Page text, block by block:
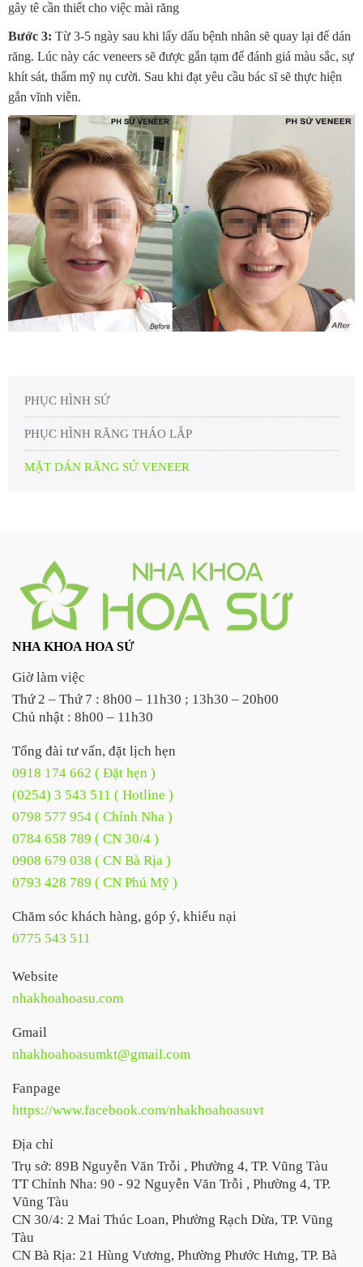
PHỤC HÌNH SỨ
PHỤC HÌNH RĂNG THÁO LẮP
MẶT DÁN RĂNG SỨ VENEER
gây tê cần thiết cho việc mài răng
Bước 3: Từ 3-5 ngày sau khi lấy dấu bệnh nhân sẽ quay lại để dán
răng. Lúc này các veneers sẽ được gắn tạm để đánh giá màu sắc, sự
khít sát, thẩm mỹ nụ cười. Sau khi đạt yêu cầu bác sĩ sẽ thực hiện
gắn vĩnh viễn.
NHA KHOA HOA SỨ
Giờ làm việc
Thứ 2 – Thứ 7 : 8h00 – 11h30 ; 13h30 – 20h00
Chủ nhật : 8h00 – 11h30
Tổng đài tư vấn, đặt lịch hẹn
0918 174 662 ( Đặt hẹn )
(0254) 3 543 511 ( Hotline )
0798 577 954 ( Chỉnh Nha )
0784 658 789 ( CN 30/4 )
0908 679 038 ( CN Bà Rịa )
0793 428 789 ( CN Phú Mỹ )
Chăm sóc khách hàng, góp ý, khiếu nại
0775 543 511
Website
nhakhoahoasu.com
Gmail
nhakhoahoasumkt@gmail.com
Fanpage
https://www.facebook.com/nhakhoahoasuvt
Địa chỉ
Trụ sở: 89B Nguyễn Văn Trỗi , Phường 4, TP. Vũng Tàu
TT Chỉnh Nha: 90 - 92 Nguyễn Văn Trỗi , Phường 4, TP.
Vũng Tàu
CN 30/4: 2 Mai Thúc Loan, Phường Rạch Dừa, TP. Vũng
Tàu
CN Bà Rịa: 21 Hùng Vương, Phường Phước Hưng, TP. Bà